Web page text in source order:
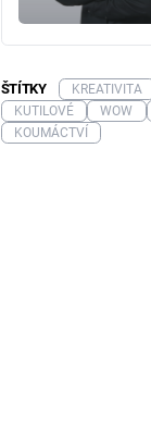
ŠTÍTKY KREATIVITA
KUTILOVÉ
WOW
KOUMÁCTVÍ